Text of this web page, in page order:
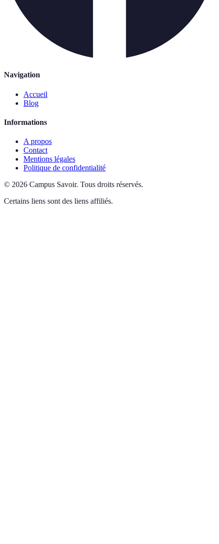
Navigation
Accueil
Blog
Informations
A propos
Contact
Mentions légales
Politique de confidentialité
© 2026 Campus Savoir. Tous droits réservés.
Certains liens sont des liens affiliés.